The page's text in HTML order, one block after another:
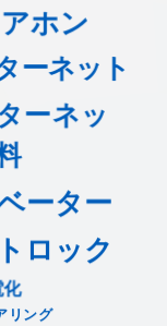
ホン
ーネット
ーネッ
ーター
ロック
化
リング